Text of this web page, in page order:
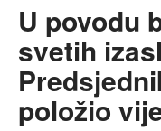
U povodu
svetih
položio